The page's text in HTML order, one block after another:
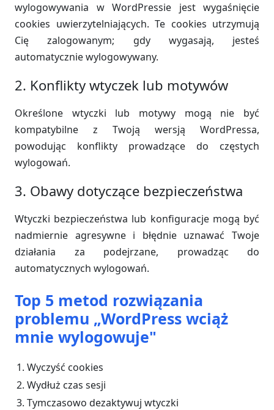
wylogowywania w WordPressie jest wygaśnięcie
cookies uwierzytelniających. Te cookies utrzymują
Cię zalogowanym; gdy wygasają, jesteś
automatycznie wylogowywany.
2. Konflikty wtyczek lub motywów
Określone wtyczki lub motywy mogą nie być
kompatybilne z Twoją wersją WordPressa,
powodując konflikty prowadzące do częstych
wylogowań.
3. Obawy dotyczące bezpieczeństwa
Wtyczki bezpieczeństwa lub konfiguracje mogą być
nadmiernie agresywne i błędnie uznawać Twoje
działania za podejrzane, prowadząc do
automatycznych wylogowań.
Top 5 metod rozwiązania
problemu „WordPress wciąż
mnie wylogowuje"
Wyczyść cookies
Wydłuż czas sesji
Tymczasowo dezaktywuj wtyczki